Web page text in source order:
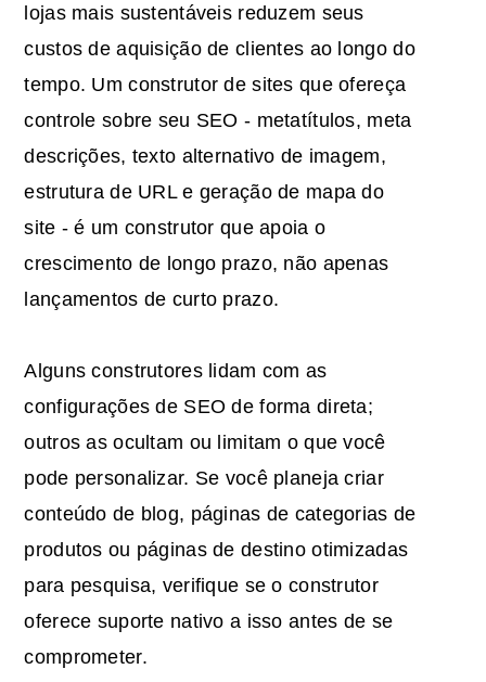
lojas mais sustentáveis reduzem seus
custos de aquisição de clientes ao longo do
tempo. Um construtor de sites que ofereça
controle sobre seu SEO - metatítulos, meta
descrições, texto alternativo de imagem,
estrutura de URL e geração de mapa do
site - é um construtor que apoia o
crescimento de longo prazo, não apenas
lançamentos de curto prazo.
Alguns construtores lidam com as
configurações de SEO de forma direta;
outros as ocultam ou limitam o que você
pode personalizar. Se você planeja criar
conteúdo de blog, páginas de categorias de
produtos ou páginas de destino otimizadas
para pesquisa, verifique se o construtor
oferece suporte nativo a isso antes de se
comprometer.